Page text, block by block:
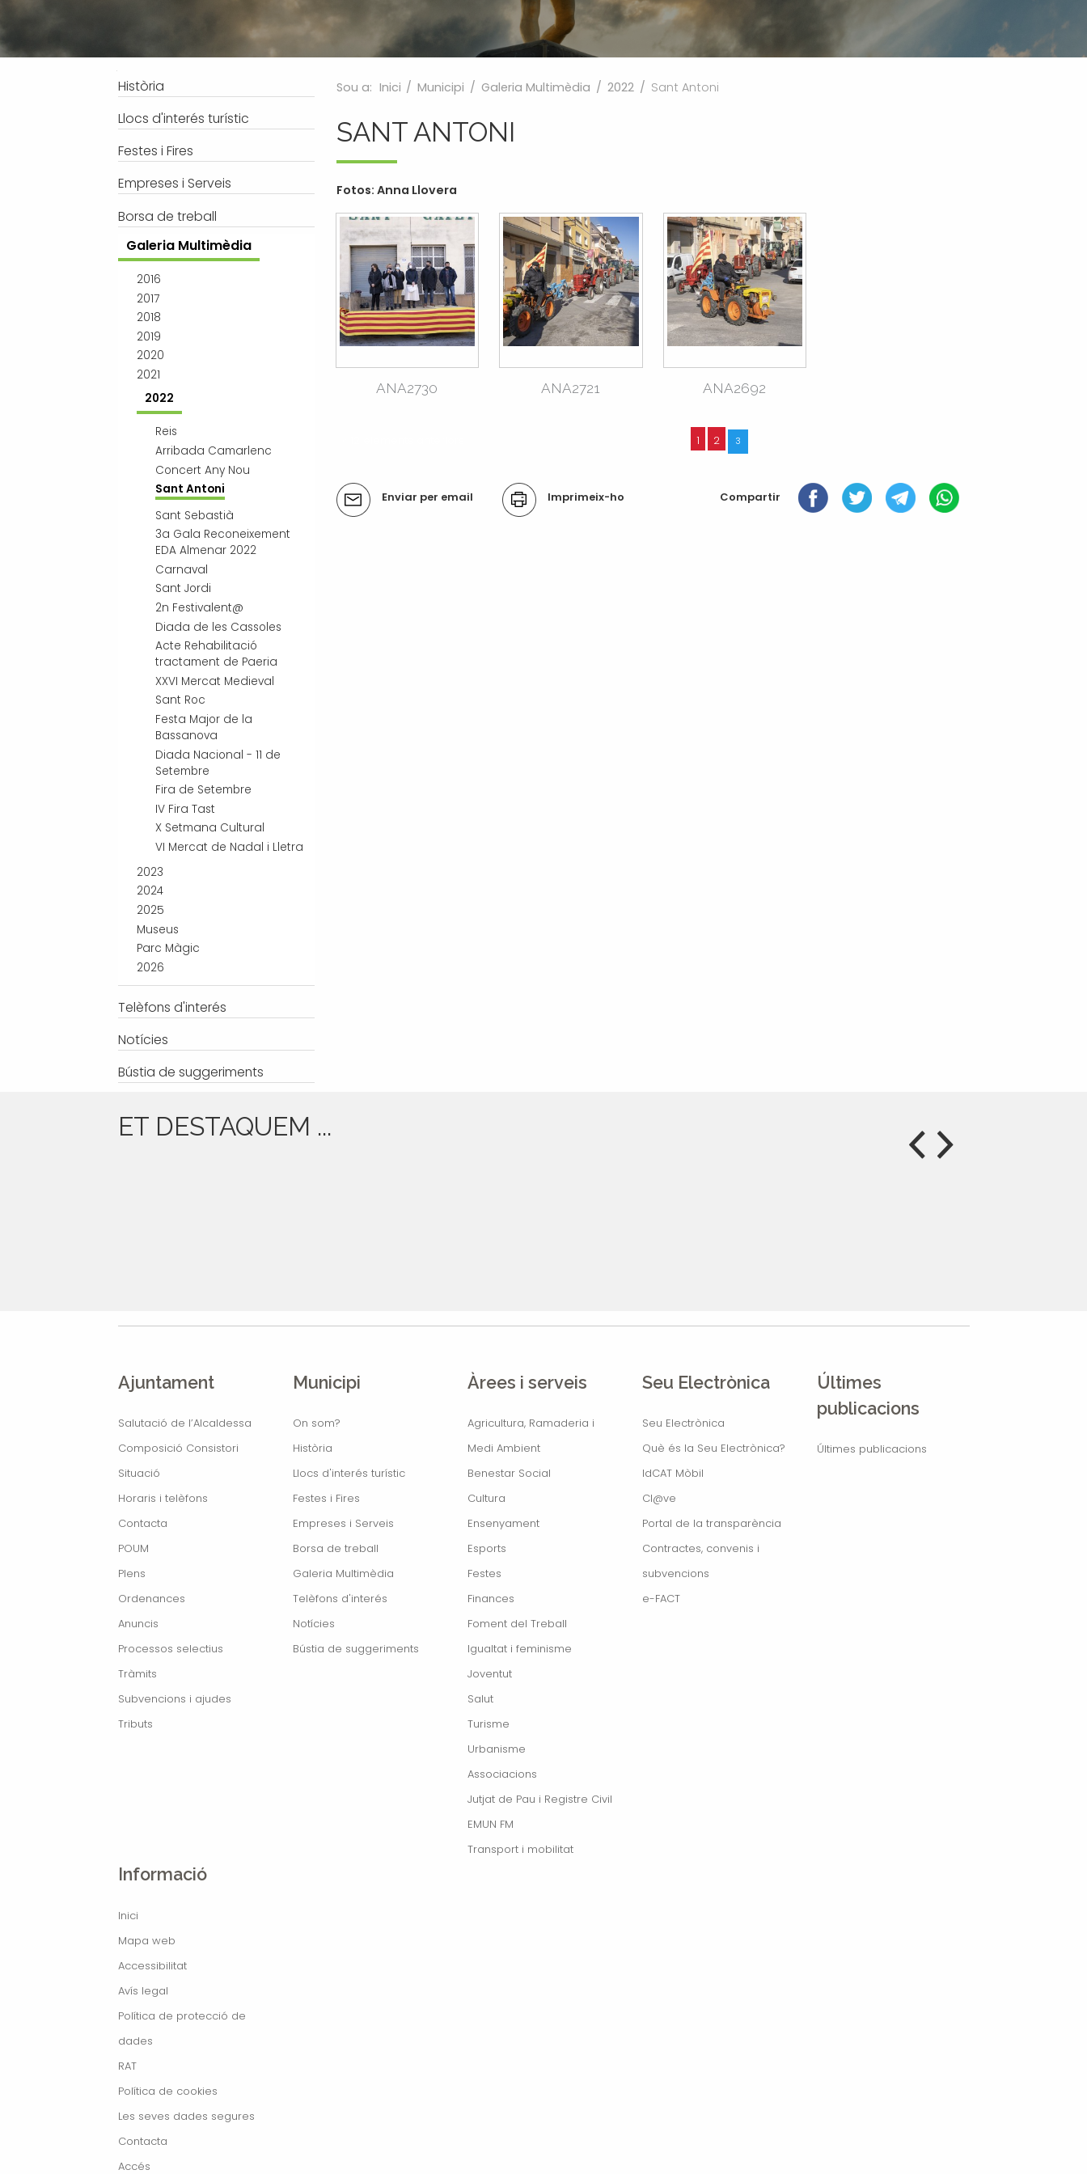
Processos selectius
Bústia de suggeriments
Salut
Jutjat de Pau i Registre Civil
Navegació
Història
Llocs d'interés turístic
Festes i Fires
Empreses i Serveis
Borsa de treball
Galeria Multimèdia
2016
2017
2018
2019
2020
2021
2022
Reis
Arribada Camarlenc
Concert Any Nou
Sant Antoni
Sant Sebastià
3a Gala Reconeixement
EDA Almenar 2022
Carnaval
Sant Jordi
2n Festivalent@
Diada de les Cassoles
Acte Rehabilitació
tractament de Paeria
XXVI Mercat Medieval
Sant Roc
Festa Major de la
Bassanova
Diada Nacional - 11 de
Setembre
Fira de Setembre
IV Fira Tast
X Setmana Cultural
VI Mercat de Nadal i Lletra
2023
2024
2025
Museus
Parc Màgic
2026
Telèfons d'interés
Notícies
Bústia de suggeriments
Sou a: Inici / Municipi / Galeria Multimèdia / 2022 / Sant Antoni
SANT ANTONI
Fotos: Anna Llovera
ANA2730 ANA2721 ANA2692
1 2 3
Accions
del
Enviar per email Imprimeix-ho Compartir
ET DESTAQUEM ...
Ajuntament
Salutació de l’Alcaldessa
Composició Consistori
Situació
Horaris i telèfons
Contacta
POUM
Plens
Ordenances
Anuncis
Processos selectius
Tràmits
Subvencions i ajudes
Tributs
Municipi
On som?
Història
Llocs d'interés turístic
Festes i Fires
Empreses i Serveis
Borsa de treball
Galeria Multimèdia
Telèfons d'interés
Notícies
Bústia de suggeriments
Àrees i serveis
Agricultura, Ramaderia i
Medi Ambient
Benestar Social
Cultura
Ensenyament
Esports
Festes
Finances
Foment del Treball
Igualtat i feminisme
Joventut
Salut
Turisme
Urbanisme
Associacions
Jutjat de Pau i Registre Civil
EMUN FM
Transport i mobilitat
Seu Electrònica
Seu Electrònica
Què és la Seu Electrònica?
IdCAT Mòbil
Cl@ve
Portal de la transparència
Contractes, convenis i
subvencions
e-FACT
Últimes
publicacions
Últimes publicacions
Informació
Inici
Mapa web
Accessibilitat
Avís legal
Política de protecció de
dades
RAT
Política de cookies
Les seves dades segures
Contacta
Accés